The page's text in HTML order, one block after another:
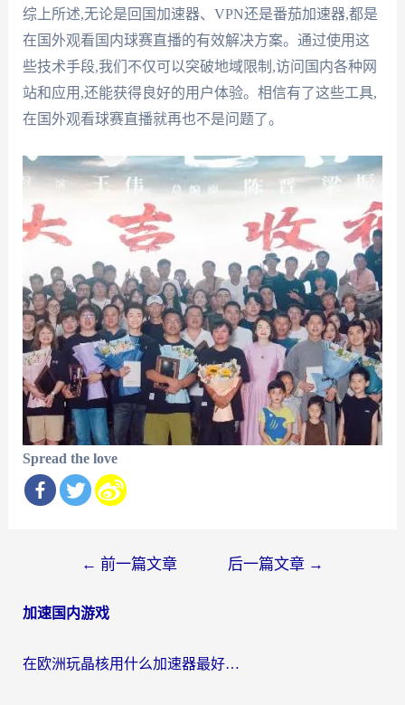
综上所述,无论是回国加速器、VPN还是番茄加速器,都是
在国外观看国内球赛直播的有效解决方案。通过使用这
些技术手段,我们不仅可以突破地域限制,访问国内各种网
站和应用,还能获得良好的用户体验。相信有了这些工具,
在国外观看球赛直播就再也不是问题了。
Spread the love
导
← 前一篇文章 后一篇文章 →
加速国内游戏
在欧洲玩晶核用什么加速器最好呢？一个老玩家的真心话